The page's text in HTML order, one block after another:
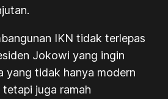
IKN tidak terlepas
Jokowi yang ingin
yang tidak hanya modern
juga ramah